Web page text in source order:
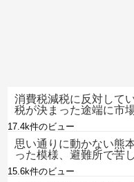
消費税減税に反対して
税が決まった途端に市
17.4k件のビュー
思い通りに動かない熊
った模様、避難所で
15.6k件のビュー